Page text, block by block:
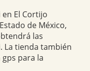
El Cortijo
de México,
las
La tienda también
para la